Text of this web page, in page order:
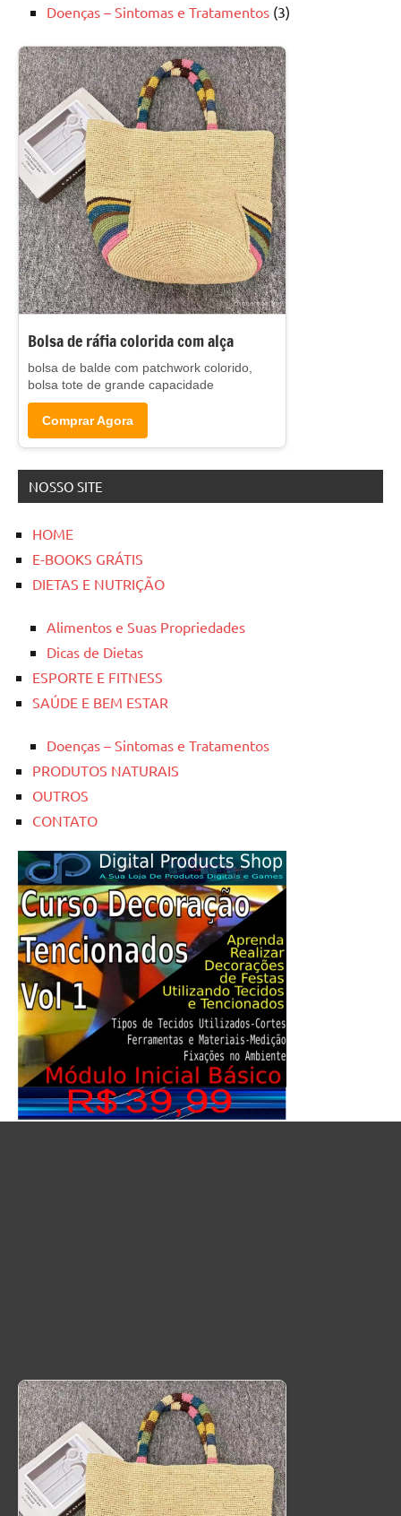
Doenças – Sintomas e Tratamentos (3)
Bolsa de ráfia colorida com alça
bolsa de balde com patchwork colorido,
bolsa tote de grande capacidade
Comprar Agora
NOSSO SITE
HOME
E-BOOKS GRÁTIS
DIETAS E NUTRIÇÃO
Alimentos e Suas Propriedades
Dicas de Dietas
ESPORTE E FITNESS
SAÚDE E BEM ESTAR
Doenças – Sintomas e Tratamentos
PRODUTOS NATURAIS
OUTROS
CONTATO